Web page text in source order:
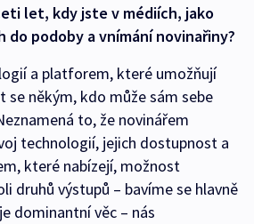
let, kdy jste v médiích, jako
do podoby a vnímání novinařiny?
a platforem, které umožňují
někým, kdo může sám sebe
to, že novinářem
technologií, jejich dostupnost a
které nabízejí, možnost
druhů výstupů – bavíme se hlavně
dominantní věc – nás